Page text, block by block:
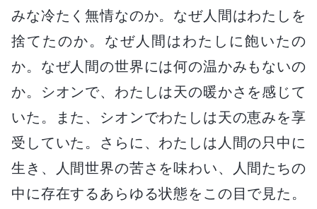
みな冷たく無情なのか。なぜ人間はわたしを
捨てたのか。なぜ人間はわたしに飽いたの
か。なぜ人間の世界には何の温かみもないの
か。シオンで、わたしは天の暖かさを感じて
いた。また、シオンでわたしは天の恵みを享
受していた。さらに、わたしは人間の只中に
生き、人間世界の苦さを味わい、人間たちの
中に存在するあらゆる状態をこの目で見た。